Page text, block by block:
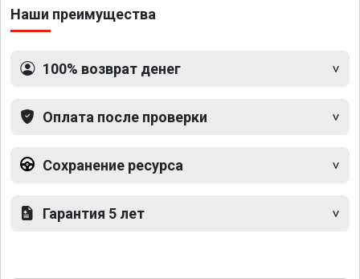
Наши преимущества
100% возврат денег
Оплата после проверки
Сохранение ресурса
Гарантия 5 лет